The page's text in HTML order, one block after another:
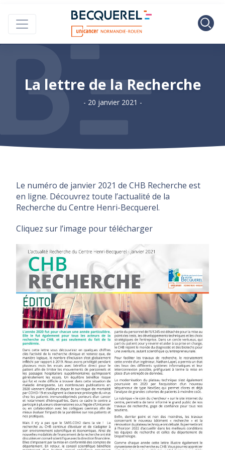
Skip to main content
Centre Henri
La lettre de la Recherche
- 20 janvier 2021 -
Le numéro de janvier 2021 de CHB Recherche est
en ligne. Découvrez toute l’actualité de la
Recherche du Centre Henri-Becquerel.
Cliquez sur l’image pour télécharger